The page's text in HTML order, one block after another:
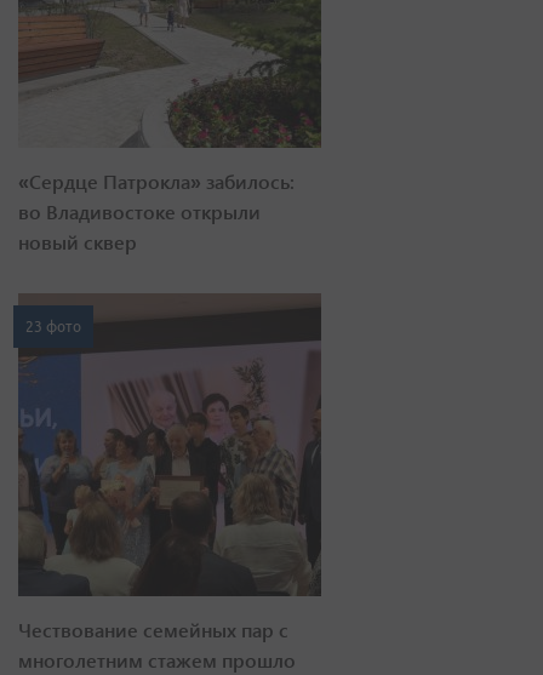
«Сердце Патрокла» забилось:
во Владивостоке открыли
новый сквер
23 фото
Чествование семейных пар с
многолетним стажем прошло